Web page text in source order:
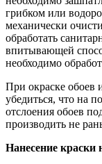
грибком или
механически
обработать
впитывающей
необходимо
При окраске обоев
убедиться, что на
отслоения обоев
производить не
Нанесение краски